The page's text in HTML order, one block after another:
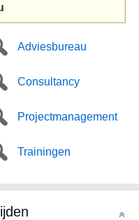
Adviesbureau
Consultancy
Projectmanagement
Trainingen